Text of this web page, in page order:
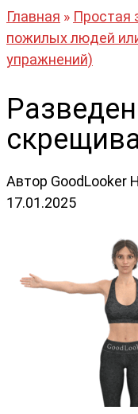
Главная » Простая
пожилых людей
упражнений)
Автор GoodLooker
17.01.2025